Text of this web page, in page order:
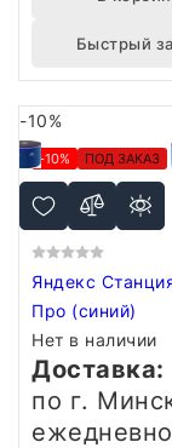
Быстрый
-10%
-10% ПОД ЗАКАЗ
Яндекс
Про (синий)
Нет в наличии
Доставка:
по г.
ежедневно